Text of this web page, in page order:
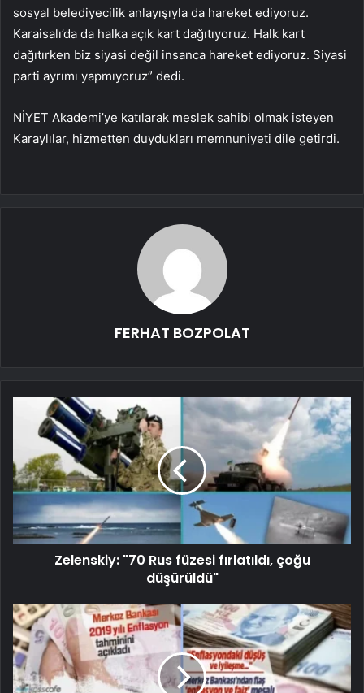
sosyal belediyecilik anlayışıyla da hareket ediyoruz.
Karaisalı’da da halka açık kart dağıtıyoruz. Halk kart
dağıtırken biz siyasi değil insanca hareket ediyoruz. Siyasi
parti ayrımı yapmıyoruz” dedi.
NİYET Akademi’ye katılarak meslek sahibi olmak isteyen
Karaylılar, hizmetten duydukları memnuniyeti dile getirdi.
FERHAT BOZPOLAT
Zelenskiy: "70 Rus füzesi fırlatıldı, çoğu
düşürüldü"